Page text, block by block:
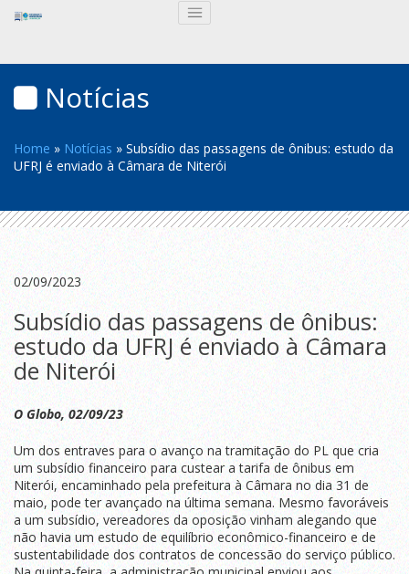
Notícias
Home » Notícias » Subsídio das passagens de ônibus: estudo da
UFRJ é enviado à Câmara de Niterói
02/09/2023
Subsídio das passagens de ônibus:
estudo da UFRJ é enviado à Câmara
de Niterói
O Globo, 02/09/23
Um dos entraves para o avanço na tramitação do PL que cria
um subsídio financeiro para custear a tarifa de ônibus em
Niterói, encaminhado pela prefeitura à Câmara no dia 31 de
maio, pode ter avançado na última semana. Mesmo favoráveis
a um subsídio, vereadores da oposição vinham alegando que
não havia um estudo de equilíbrio econômico-financeiro e de
sustentabilidade dos contratos de concessão do serviço público.